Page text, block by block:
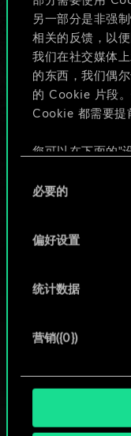
另一部分是非强
相关的反馈，以
我们在社交媒体
的东西，我们偶
的 Cookie 片段
Cookie 都需要提
您可以在下面的"
好。一旦您了解
必要的
偏好设置
统计数据
营销({0})
给